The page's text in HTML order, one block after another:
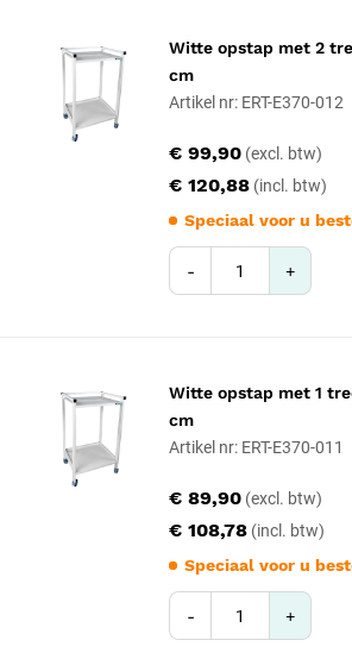
Witte opstap met 2
cm
Artikel nr: ERT-E370-012
€ 120,88
€ 99,90
Speciaal voor u
- +
Witte opstap met 1
cm
Artikel nr: ERT-E370-011
€ 108,78
€ 89,90
Speciaal voor u
- +